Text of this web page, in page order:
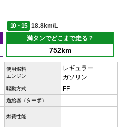
10・15
18.8km/L
満タンでどこまで走る？
752km
使用燃料
エンジン
レギュラー
ガソリン
駆動方式 FF
過給器（ターボ） -
燃費性能 -